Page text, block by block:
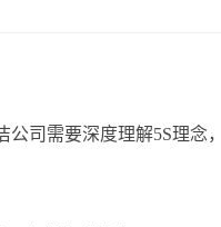
司需要深度理解5S理念